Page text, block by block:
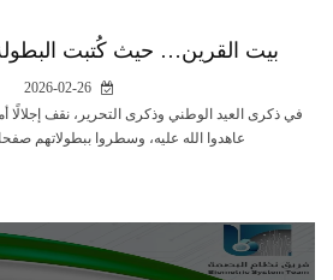
بيت القرين… حيث كُتبت البطولة
في ذكرى العيد الوطني وذكرى التحرير، نقف إجلالًا
عاهدوا الله عليه، وسطروا ببطولاتهم